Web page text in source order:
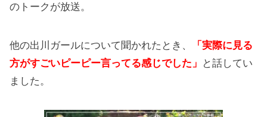
のトークが放送。
他の出川ガールについて聞かれたとき、
「実際に見る
方がすごいピーピー言ってる感じでした」 と話してい
ました。